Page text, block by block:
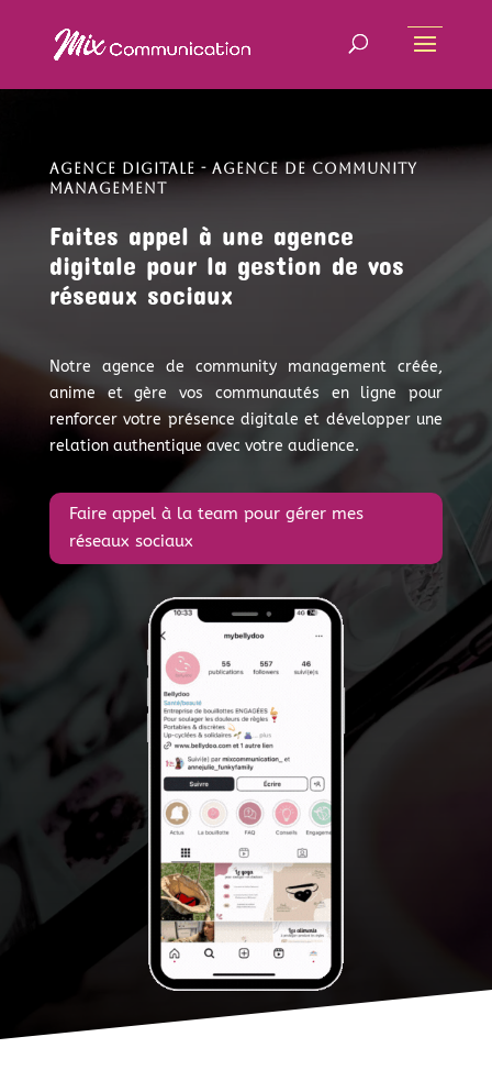
AGENCE DIGITALE - AGENCE DE COMMUNITY
MANAGEMENT
Faites appel à une agence
digitale pour la gestion de vos
réseaux sociaux
Notre agence de community management créée,
anime et gère vos communautés en ligne pour
renforcer votre présence digitale et développer une
relation authentique avec votre audience.
Faire appel à la team pour gérer mes
réseaux sociaux